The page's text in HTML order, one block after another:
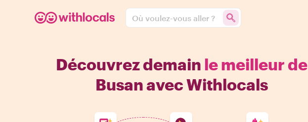
Où voulez-vous aller ?
Découvrez demain le meilleur de
Busan avec Withlocals